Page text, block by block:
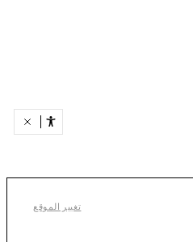
تغيير الموقع